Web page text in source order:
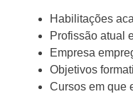
Habilitações
Profissão atual
Empresa
Objetivos
Cursos em que